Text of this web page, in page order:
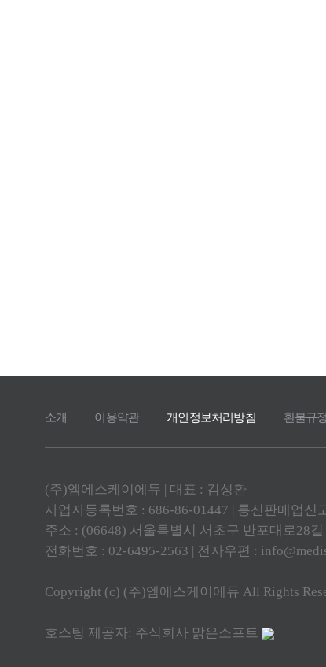
소개 이용약관 개인정보처리방침 환불규정
(주)엠에스케이에듀 | 대표 : 김성환
사업자등록번호 : 686-86-01447 | 통신판매업신
주소 : (06648) 서울특별시 서초구 반포대로28
전화번호 : 02-6495-2563 | 전자우편 :
Copyright (c) (주)엠에스케이에듀 All Rights
호스팅 제공자: 주식회사 맑은소프트